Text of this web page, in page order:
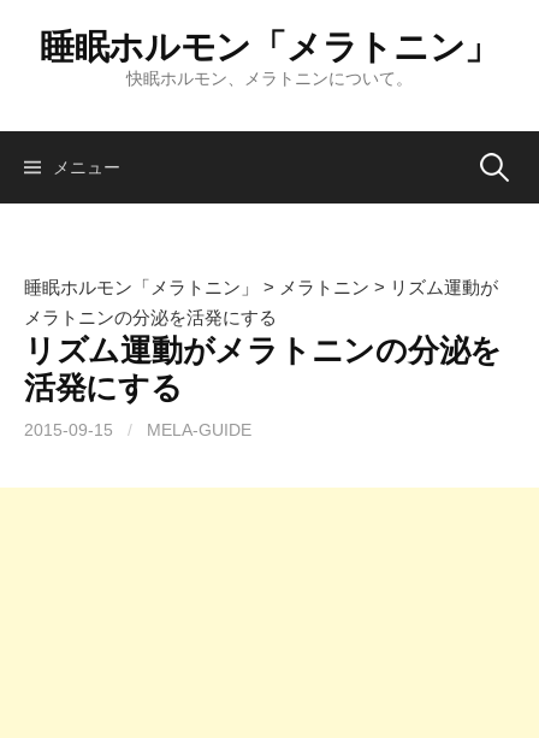
ツ
睡眠ホルモン「メラトニン」
快眠ホルモン、メラトニンについて。
メニュー 検
睡眠ホルモン「メラトニン」 > メラトニン > リズム運動が
メラトニンの分泌を活発にする
リズム運動がメラトニンの分泌を
活発にする
2015-09-15 / MELA-GUIDE